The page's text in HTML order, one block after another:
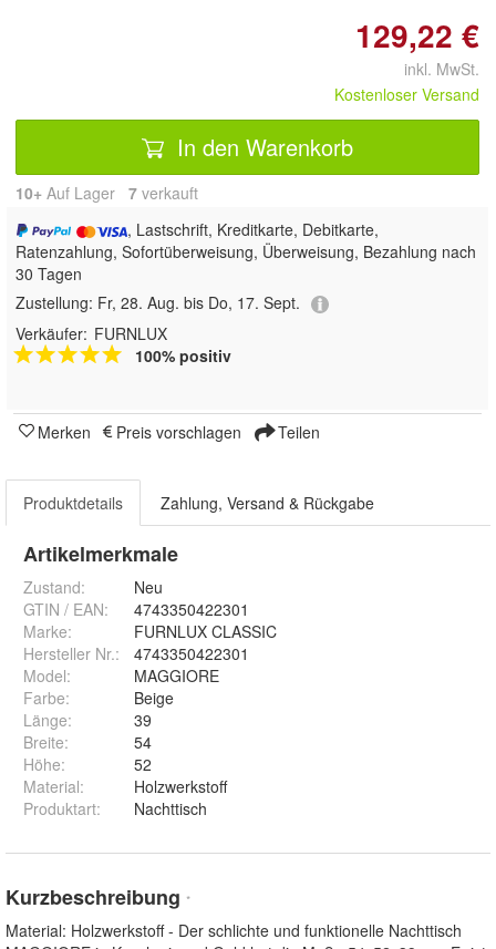
129,22 €
inkl. MwSt.
Kostenloser Versand
In den Warenkorb
10+ Auf Lager 7 verkauft
, Lastschrift, Kreditkarte, Debitkarte,
Ratenzahlung, Sofortüberweisung, Überweisung, Bezahlung nach
30 Tagen
Zustellung: Fr, 28. Aug. bis Do, 17. Sept.
Verkäufer: FURNLUX
100% positiv
Merken Preis vorschlagen Teilen
Produktdetails Zahlung, Versand & Rückgabe
Artikelmerkmale
Zustand:
Neu
GTIN / EAN:
4743350422301
Marke:
FURNLUX CLASSIC
Hersteller Nr.:
4743350422301
Model:
MAGGIORE
Farbe:
Beige
Länge:
39
Breite:
54
Höhe:
52
Material:
Holzwerkstoff
Produktart: Nachttisch
Kurzbeschreibung *
Material: Holzwerkstoff - Der schlichte und funktionelle Nachttisch